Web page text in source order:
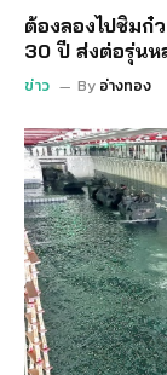
ต้องลองไปชิมก๋
30 ปี ส่งต่อรุ่นห
ข่าว By อ่างทอง